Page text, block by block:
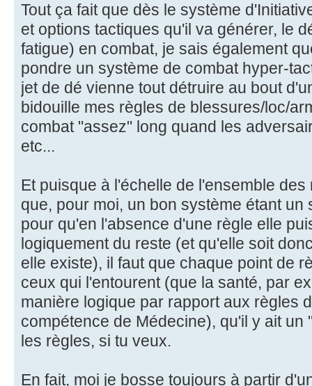
Tout ça fait que dès le système
et options tactiques qu'il va générer, le
fatigue) en combat, je sais également
pondre un système de combat hyper-
jet de dé vienne tout détruire au bout
bidouille mes règles de blessures/loc/
combat "assez" long quand les
etc...
Et puisque à l'échelle de l'ensemble
que, pour moi, un bon système étant
pour qu'en l'absence d'une règle elle
logiquement du reste (et qu'elle soit
elle existe), il faut que chaque point de
ceux qui l'entourent (que la santé, par
manière logique par rapport aux règles
compétence de Médecine), qu'il y ait un
les règles, si tu veux.
En fait, moi je bosse toujours à partir